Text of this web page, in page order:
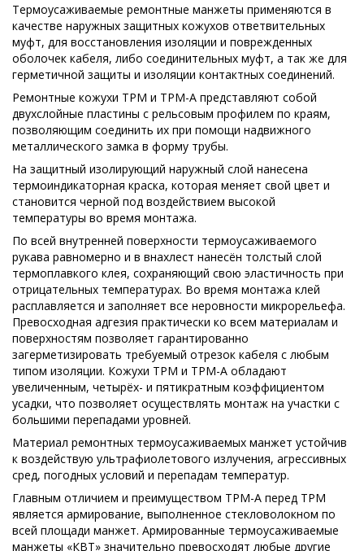
Термоусаживаемые ремонтные манжеты применяются в
качестве наружных защитных кожухов ответвительных
муфт, для восстановления изоляции и поврежденных
оболочек кабеля, либо соединительных муфт, а так же для
герметичной защиты и изоляции контактных соединений.
Ремонтные кожухи ТРМ и ТРМ-А представляют собой
двухслойные пластины с рельсовым профилем по краям,
позволяющим соединить их при помощи надвижного
металлического замка в форму трубы.
На защитный изолирующий наружный слой нанесена
термоиндикаторная краска, которая меняет свой цвет и
становится черной под воздействием высокой
температуры во время монтажа.
По всей внутренней поверхности термоусаживаемого
рукава равномерно и в внахлест нанесён толстый слой
термоплавкого клея, сохраняющий свою эластичность при
отрицательных температурах. Во время монтажа клей
расплавляется и заполняет все неровности микрорельефа.
Превосходная адгезия практически ко всем материалам и
поверхностям позволяет гарантированно
загерметизировать требуемый отрезок кабеля с любым
типом изоляции. Кожухи ТРМ и ТРМ-А обладают
увеличенным, четырёх- и пятикратным коэффициентом
усадки, что позволяет осуществлять монтаж на участки с
большими перепадами уровней.
Материал ремонтных термоусаживаемых манжет устойчив
к воздействую ультрафиолетового излучения, агрессивных
сред, погодных условий и перепадам температур.
Главным отличием и преимуществом ТРМ-А перед ТРМ
является армирование, выполненное стекловолокном по
всей площади манжет. Армированные термоусаживаемые
манжеты «КВТ» значительно превосходят любые другие